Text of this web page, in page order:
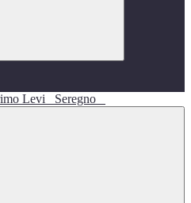
Levi Seregno